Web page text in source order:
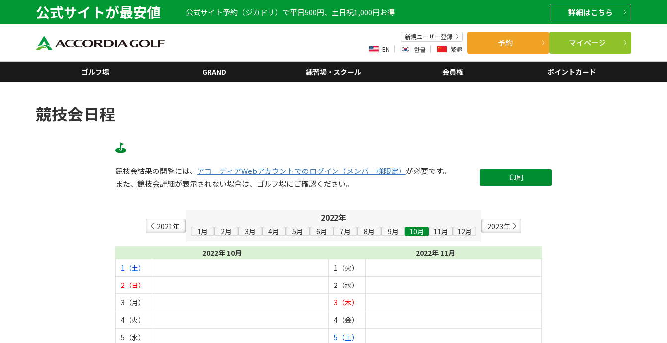
公式サイトが最安値 公式サイト予約（ジカドリ）で平日500円、土日祝1,000円お得 詳細はこちら
新規ユーザー登録
EN
한글 繁體
予約 マイページ
ゴルフ場 GRAND 練習場・スクール 会員権 ポイントカード
競技会日程
競技会結果の閲覧には、 アコーディアWebアカウントでのログイン（メンバー様限定） が必要です。
また、競技会詳細が表示されない場合は、ゴルフ場にご確認ください。
印刷
2021年
2022年
1月 2月 3月 4月 5月 6月 7月 8月 9月 10月 11月 12月
2023年
2022年 10月
1（土）
2（日）
3（月）
4（火）
5（水）
2022年 11月
1（火）
2（水）
3（木）
4（金）
5（土）